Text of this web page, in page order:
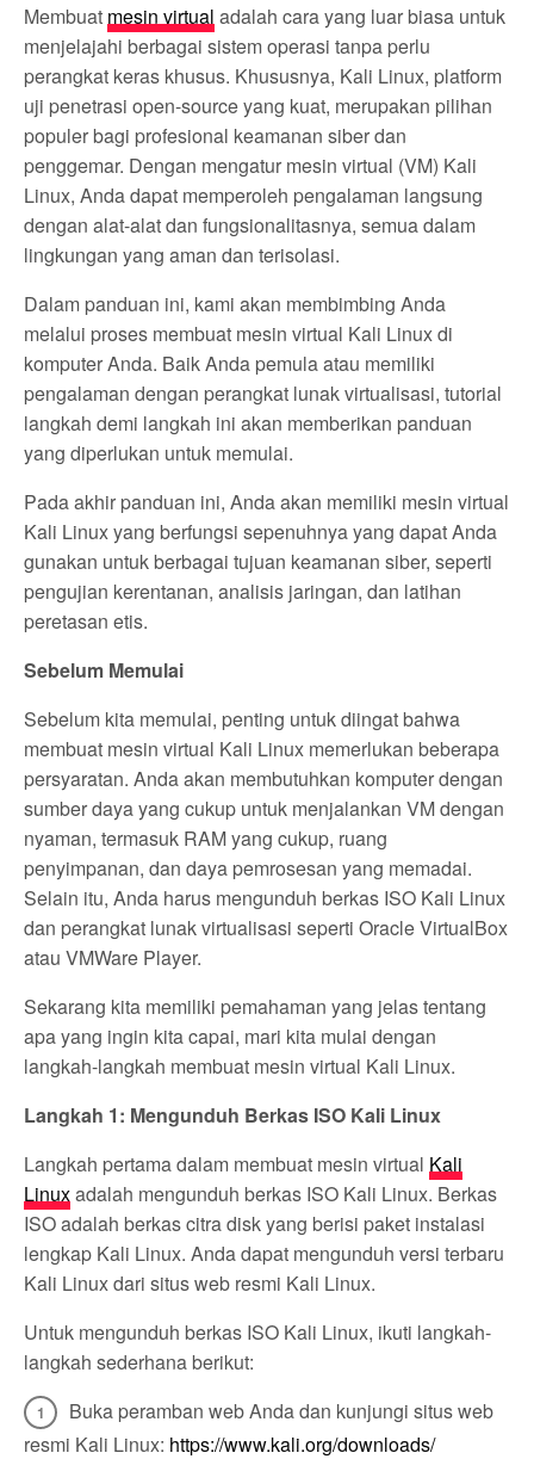
Membuat mesin virtual adalah cara yang luar biasa untuk
menjelajahi berbagai sistem operasi tanpa perlu
perangkat keras khusus. Khususnya, Kali Linux, platform
uji penetrasi open-source yang kuat, merupakan pilihan
populer bagi profesional keamanan siber dan
penggemar. Dengan mengatur mesin virtual (VM) Kali
Linux, Anda dapat memperoleh pengalaman langsung
dengan alat-alat dan fungsionalitasnya, semua dalam
lingkungan yang aman dan terisolasi.
Dalam panduan ini, kami akan membimbing Anda
melalui proses membuat mesin virtual Kali Linux di
komputer Anda. Baik Anda pemula atau memiliki
pengalaman dengan perangkat lunak virtualisasi, tutorial
langkah demi langkah ini akan memberikan panduan
yang diperlukan untuk memulai.
Pada akhir panduan ini, Anda akan memiliki mesin virtual
Kali Linux yang berfungsi sepenuhnya yang dapat Anda
gunakan untuk berbagai tujuan keamanan siber, seperti
pengujian kerentanan, analisis jaringan, dan latihan
peretasan etis.
Sebelum Memulai
Sebelum kita memulai, penting untuk diingat bahwa
membuat mesin virtual Kali Linux memerlukan beberapa
persyaratan. Anda akan membutuhkan komputer dengan
sumber daya yang cukup untuk menjalankan VM dengan
nyaman, termasuk RAM yang cukup, ruang
penyimpanan, dan daya pemrosesan yang memadai.
Selain itu, Anda harus mengunduh berkas ISO Kali Linux
dan perangkat lunak virtualisasi seperti Oracle VirtualBox
atau VMWare Player.
Sekarang kita memiliki pemahaman yang jelas tentang
apa yang ingin kita capai, mari kita mulai dengan
langkah-langkah membuat mesin virtual Kali Linux.
Langkah 1: Mengunduh Berkas ISO Kali Linux
Langkah pertama dalam membuat mesin virtual Kali
Linuxadalah mengunduh berkas ISO Kali Linux. Berkas
ISO adalah berkas citra disk yang berisi paket instalasi
lengkap Kali Linux. Anda dapat mengunduh versi terbaru
Kali Linux dari situs web resmi Kali Linux.
Untuk mengunduh berkas ISO Kali Linux, ikuti langkah-
langkah sederhana berikut:
Buka peramban web Anda dan kunjungi situs web
resmi Kali Linux: https://www.kali.org/downloads/